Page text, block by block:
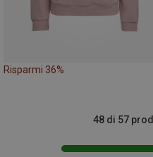
Risparmi 36%
48 di 57